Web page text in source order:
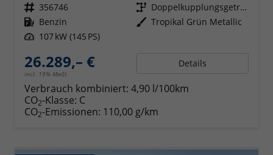
Fahrzeugnr. 356746 Getriebe
Doppelkupplungsgetriebe (DSG)
Kraftstoff Benzin Außenfarbe Tropikal Grün Metallic
Leistung 107 kW (145 PS)
26.289,– €
incl. 19% MwSt.
Details
Verbrauch kombiniert: 4,90 l/100km
CO2-Klasse: C
CO2-Emissionen: 110,00 g/km